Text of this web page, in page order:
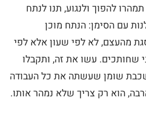
להפוך ולנגוע, תנו לנתח
עם הסימן: הנתח מוכן
מהעצם, לא לפי שעון אלא לפי
שחותכים. עשו את זה, ותקבלו
שומן שעשתה את כל העבודה
הוא רק צריך שלא נמהר אותו.